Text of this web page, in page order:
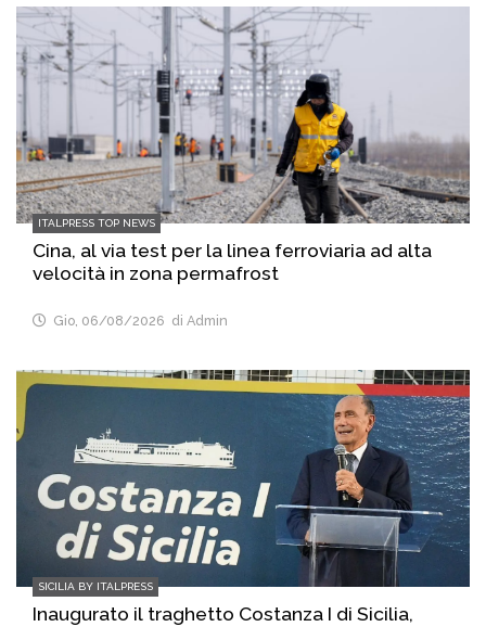
ITALPRESS TOP NEWS
Cina, al via test per la linea ferroviaria ad alta
velocità in zona permafrost
Gio, 06/08/2026 di Admin
SICILIA BY ITALPRESS
Inaugurato il traghetto Costanza I di Sicilia,